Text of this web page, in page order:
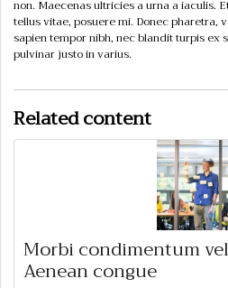
non. Maecenas ultricies a urna a iaculis.
tellus vitae, posuere mi. Donec pharetra,
sapien tempor nibh, nec blandit turpis ex
pulvinar justo in varius.
Related content
Morbi condimentum
Aenean congue